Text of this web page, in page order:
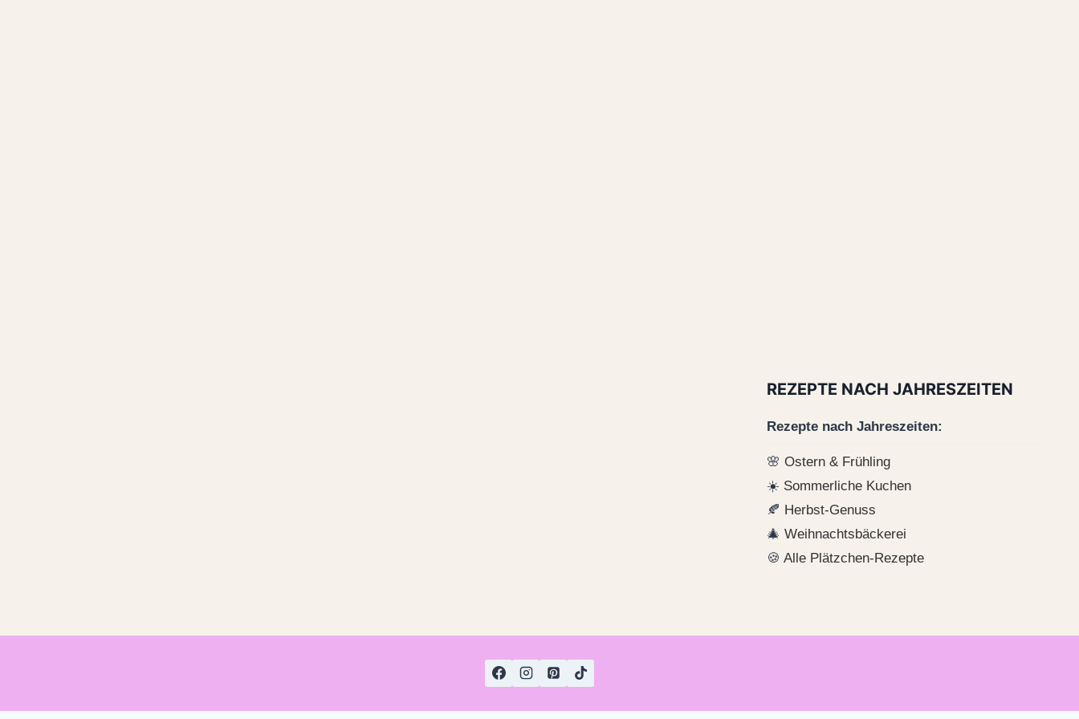
REZEPTE NACH JAHRESZEITEN
Rezepte nach Jahreszeiten:
🌸Ostern & Frühling
☀️ Sommerliche Kuchen
🍂 Herbst-Genuss
🎄Weihnachtsbäckerei
🍪Alle Plätzchen-Rezepte